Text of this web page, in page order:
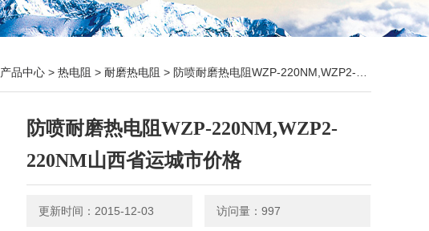
产品中心 > 热电阻 > 耐磨热电阻 > 防喷耐磨热电阻WZP-220NM,WZP2-220NM山西省运城市价格
防喷耐磨热电阻WZP-220NM,WZP2-
220NM山西省运城市价格
更新时间：2015-12-03 访问量：997